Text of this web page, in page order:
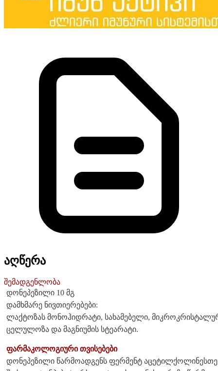
აღწერა
შემადგენლობა
დონეპეზილი 10 მგ
დამხმარე ნივთიერებები:
ლაქტოზას მონოჰიდრატი, სახამებელი,
ცელულოზა და მაგნიუმის სტეარატი.
ფარმაკოლოგიური თვისებები
დონეპეზილი წარმოადგენს ფერმენტ